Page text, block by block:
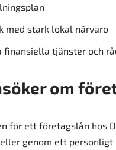
med stark lokal närvaro
tjänster och
om
för ett företagslån hos
genom ett